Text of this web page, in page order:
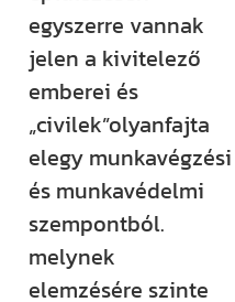
egyszerre vannak
jelen a kivitelező
emberei és
„civilek”olyanfajta
elegy munkavégzési
és munkavédelmi
szempontból.
melynek
elemzésére szinte